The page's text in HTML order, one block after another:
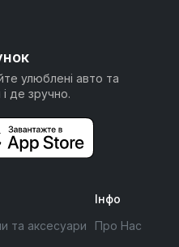
улюблені авто та
де зручно.
та аксесуари
Інфо
Про Нас